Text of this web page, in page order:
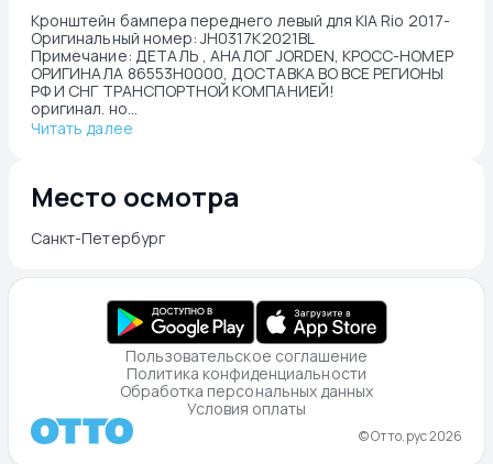
Кронштейн бампера переднего левый для KIA Rio 2017-
Оригинальный номер: JH0317K2021BL
Примечание: ДЕТАЛЬ , АНАЛОГ JORDEN, КРОСС-НОМЕР
ОРИГИНАЛА 86553H0000, ДОСТАВКА ВО ВСЕ РЕГИОНЫ
РФ И СНГ ТРАНСПОРТНОЙ КОМПАНИЕЙ!
оригинал. но...
Читать далее
Место осмотра
Санкт-Петербург
Пользовательское соглашение
Политика конфиденциальности
Обработка персональных данных
Условия оплаты
© Отто.рус 2026